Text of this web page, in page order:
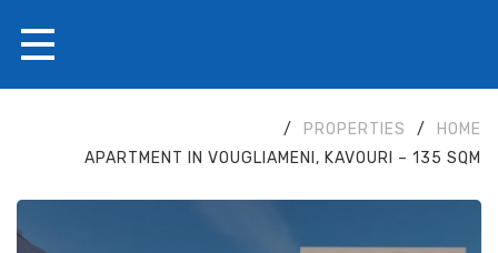
HOME
/
PROPERTIES
/
APARTMENT IN VOUGLIAMENI, KAVOURI – 135 SQM